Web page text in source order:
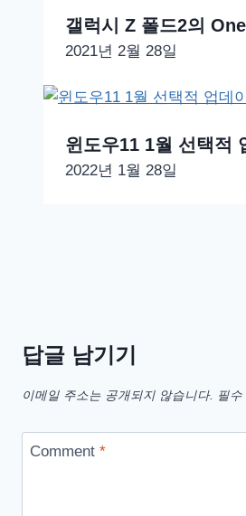
갤럭시 Z 폴드2의
2021년 2월 28일
윈도우11 1월 선택적
2022년 1월 28일
답글 남기기
이메일 주소는 공개되지 않습니다. 필수
Comment *